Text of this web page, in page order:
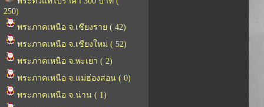
250)
พระภาคเหนือ จ.เชียงราย ( 42)
พระภาคเหนือ จ.เชียงใหม่ ( 52)
พระภาคเหนือ จ.พะเยา ( 2)
พระภาคเหนือ จ.แม่ฮ่องสอน ( 0)
พระภาคเหนือ จ.น่าน ( 1)